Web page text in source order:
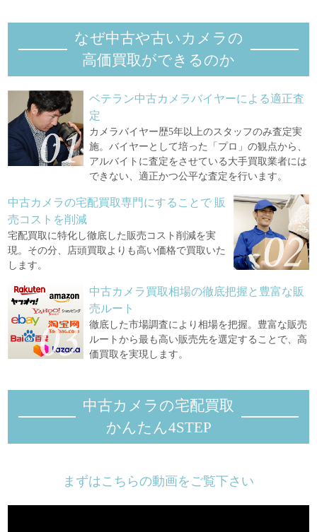
なぜ中古や古いカメラの
高価買取ができるのか
ベテラン中古カメラバイヤーによる適正査
定
カメラバイヤー歴5年以上のスタッフのみ査定実
施。バイヤーとして培った「プロ」の観点から、
アルバイトに査定をさせている大手買取業者には
できない、適正かつ公平な査定を行います。
中古カメラの宅配買取専門にすることで 販
売コストを削減
宅配買取に特化し徹底した販売コスト削減を実
現。その分、店頭買取よりも高い価格で買取いた
します。
中古カメラ買取相場の徹底把握と豊富な販
売ルート
徹底した市場調査により相場を把握。豊富な販売
ルートから最も高い販売先を選定することで、高
価買取を実現します。
中古カメラの宅配買取
かんたん4STEP
まずはこちらの動画をご覧下さい